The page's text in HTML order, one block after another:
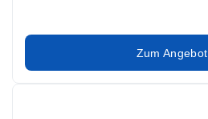
Zum Angebot